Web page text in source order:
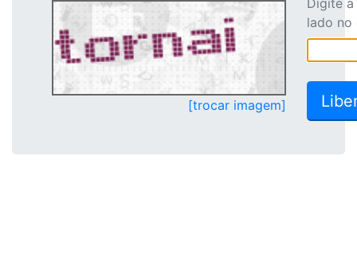
[trocar imagem]
Digite
lado no